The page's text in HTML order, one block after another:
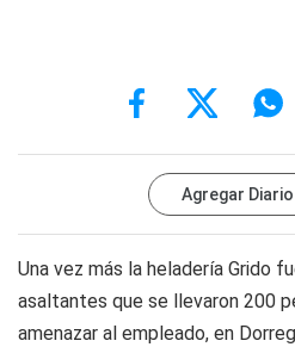
Agregar Diario
Una vez más la heladería Grido
asaltantes que se llevaron 200
amenazar al empleado, en